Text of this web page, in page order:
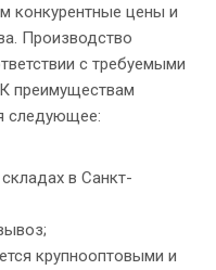
конкурентные цены и
Производство
с требуемыми
преимуществам
следующее:
в Санкт-
крупнооптовыми и